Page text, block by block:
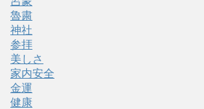
魯粛
神社
参拝
美しさ
家内安全
金運
健康